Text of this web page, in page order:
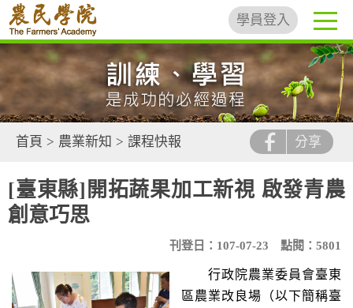
學員登入
首頁 > 農業新知 > 課程快報 分享
[臺東縣]開拓蔬果加工新視 啟發青農
創意巧思
刊登日：107-07-23 點閱：5801
行政院農業委員會臺東
區農業改良場（以下簡稱臺